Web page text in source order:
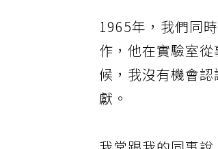
1965年，我們同
作，他在實驗室
候，我沒有機會
獻。